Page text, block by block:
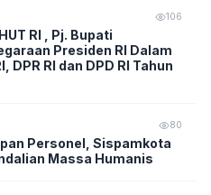
106
RI , Pj. Bupati
Presiden RI Dalam
DPR RI dan DPD RI Tahun
80
Personel, Sispamkota
Massa Humanis